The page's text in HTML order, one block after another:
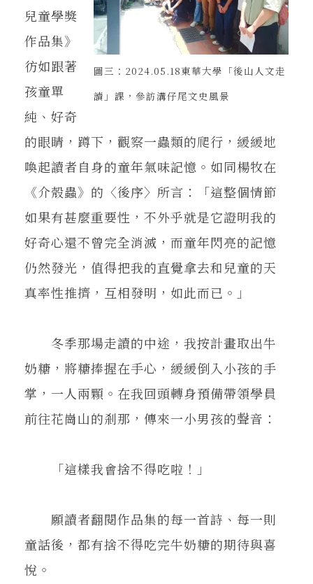
圖三：2024.05.18東華大學「後山人文走
讀」課，參訪溝仔尾文史風景
兒童學獎
作品集》
彷如跟著
孩童單
純、好奇
的眼睛，蹲下，觀察一蟲類的爬行，緩緩地
喚起讀者自身的童年氣味記憶。如同楊牧在
《介殼蟲》的〈後序〉所言：「這整個情節
如果有甚麼重要性，不外乎就是它證明我的
好奇心還不曾完全消滅，而童年閃亮的記憶
仍然發光，值得把我的直覺拿去和兒童的天
真率性推擠，互相發明，如此而已。」
冬季那場走讀的中途，我按計畫取出牛
奶糖，將糖捧握在手心，緩緩倒入小孩的手
掌，一人兩顆。在我回頭轉身預備帶領學員
前往花崗山的剎那，傳來一小男孩的聲音：
「這樣我會捨不得吃啦！」
願讀者翻閱作品集的每一首詩、每一則
童話後，都有捨不得吃完牛奶糖的期待與喜
悅。